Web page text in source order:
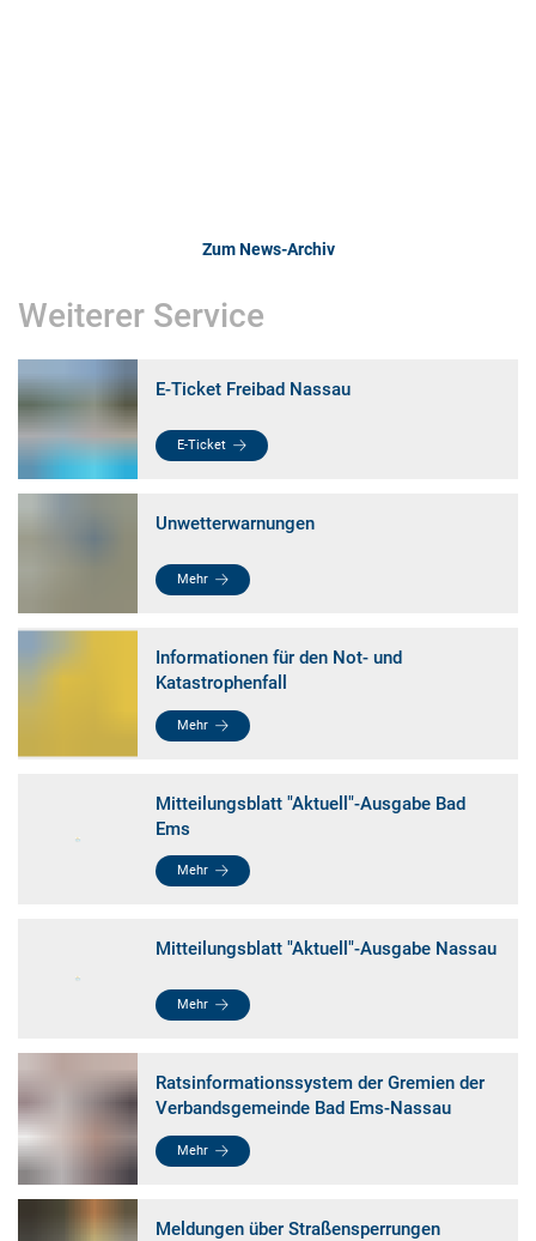
Zum News-Archiv
Weiterer Service
E-Ticket Freibad Nassau
E-Ticket
Unwetterwarnungen
Mehr
Informationen für den Not- und
Katastrophenfall
Mehr
Mitteilungsblatt "Aktuell"-Ausgabe Bad
Ems
Mehr
Mitteilungsblatt "Aktuell"-Ausgabe Nassau
Mehr
Ratsinformationssystem der Gremien der
Verbandsgemeinde Bad Ems-Nassau
Mehr
Meldungen über Straßensperrungen